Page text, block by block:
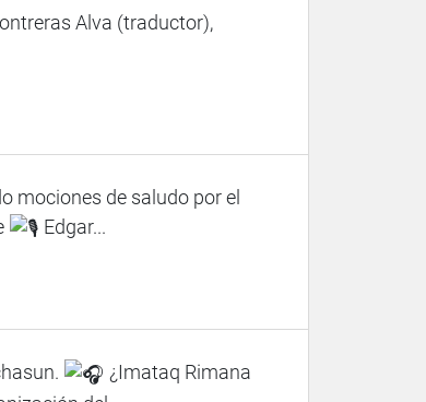
Alva (traductor),
mociones de saludo por el
Edgar...
¿Imataq Rimana